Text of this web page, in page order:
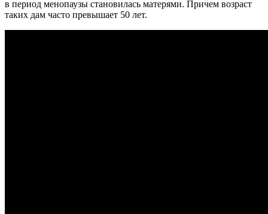
в период менопаузы становилась матерями. Причем возраст
таких дам часто превышает 50 лет.